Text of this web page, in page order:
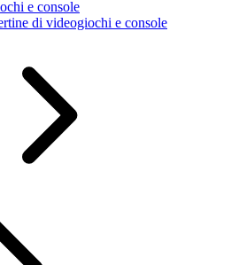
e console
di videogiochi e console